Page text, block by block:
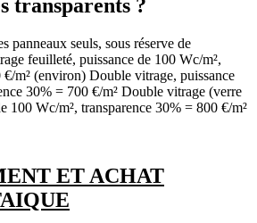
transparents ?
panneaux seuls, sous réserve de
feuilleté, puissance de 100 Wc/m²,
m² (environ) Double vitrage, puissance
30% = 700 €/m² Double vitrage (verre
100 Wc/m², transparence 30% = 800 €/m²
ET ACHAT